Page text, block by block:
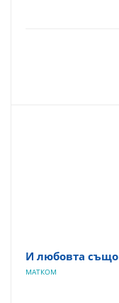
И любовта също
МАТКОМ